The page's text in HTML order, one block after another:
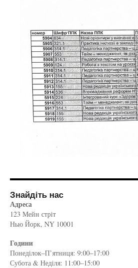
Знайдіть нас
Адреса
123 Мейн стріт
Нью Йорк, NY 10001
Години
Понеділок–П’ятниця: 9:00–17:00
Субота & Неділя: 11:00–15:00